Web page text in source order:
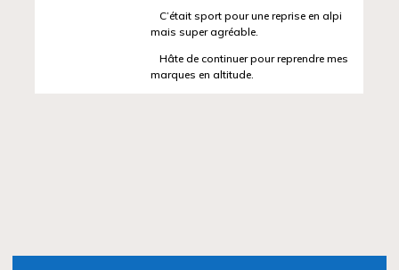
C’était sport pour une reprise en alpi
mais super agréable.
Hâte de continuer pour reprendre mes
marques en altitude.